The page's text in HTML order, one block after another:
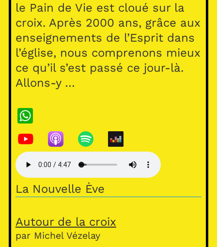
le Pain de Vie est cloué sur la
croix. Après 2000 ans, grâce aux
enseignements de l’Esprit dans
l’église, nous comprenons mieux
ce qu’il s’est passé ce jour-là.
Allons-y …
W
h
at
s
A
p
La Nouvelle Ève
Autour de la croix
par Michel Vézelay